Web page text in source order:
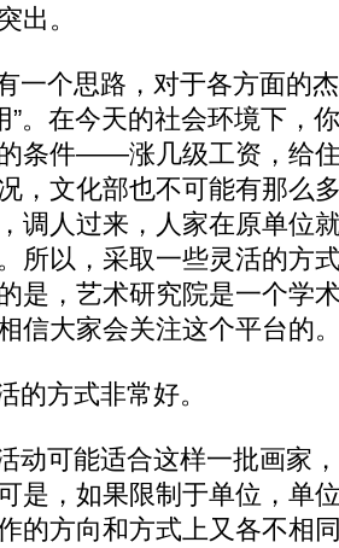
出。
个思路，对于各方面的杰
”。在今天的社会环境下，
条件——涨几级工资，给
，文化部也不可能有那么
调人过来，人家在原单位
所以，采取一些灵活的方
是，艺术研究院是一个学
信大家会关注这个平台的
方式非常好。
可能适合这样一批画家，
是，如果限制于单位，单
的方向和方式上又各不相